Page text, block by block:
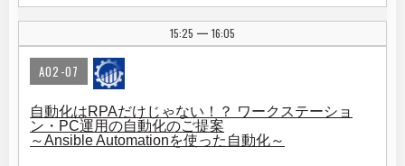
15:25 | 16:05
A02-07
自動化はRPAだけじゃない！？ ワークステーショ
ン・PC運用の自動化のご提案
～Ansible Automationを使った自動化～